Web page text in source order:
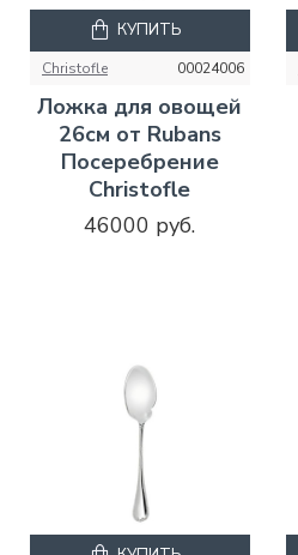
Christofle 00024006
Ложка для овощей
26см от Rubans
Посеребрение
Christofle
46000 руб.
КУПИТЬ